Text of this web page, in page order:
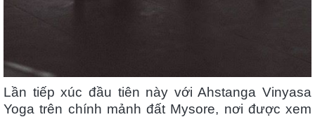
Lần tiếp xúc đầu tiên này với Ahstanga Vinyasa
Yoga trên chính mảnh đất Mysore, nơi được xem